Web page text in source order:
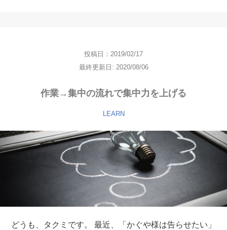
投稿日：2019/02/17
最終更新日: 2020/08/06
作業→集中の流れで集中力を上げる
LEARN
どうも、タクミです。 最近、「かぐや様は告らせたい」